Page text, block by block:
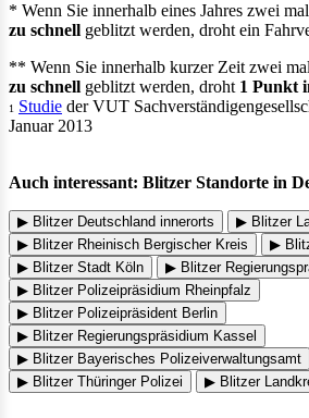
* Wenn Sie innerhalb eines Jahres zwei
zu schnell geblitzt werden, droht ein
** Wenn Sie innerhalb kurzer Zeit zwei
zu schnell geblitzt werden, droht 1 Punkt
1 Studie der VUT
Januar 2013
Auch interessant: Blitzer Standorte in
▶ Blitzer Deutschland innerorts
▶ Blitzer
▶ Blitzer Rheinisch Bergischer Kreis
▶
▶ Blitzer Stadt Köln
▶ Blitzer
▶ Blitzer Polizeipräsidium Rheinpfalz
▶ Blitzer Polizeipräsident Berlin
▶ Blitzer Regierungspräsidium Kassel
▶ Blitzer Bayerisches Polizeiverwaltungsamt
▶ Blitzer Thüringer Polizei
▶ Blitzer